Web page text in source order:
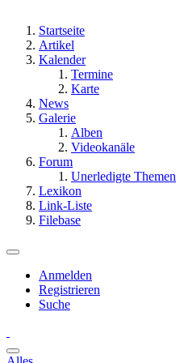
Startseite
Artikel
Kalender
Termine
Karte
News
Galerie
Alben
Videokanäle
Forum
Unerledigte Themen
Lexikon
Link-Liste
Filebase
Anmelden
Registrieren
Suche